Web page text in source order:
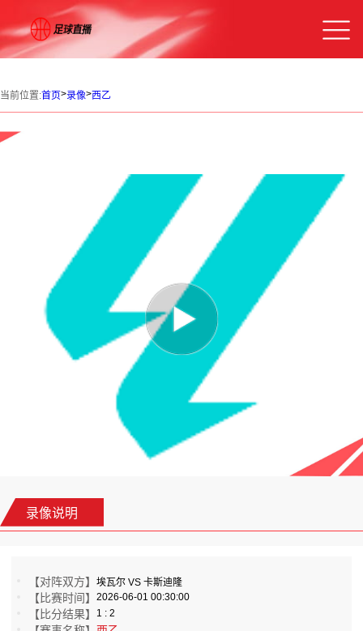
当前位置:首页>录像>西乙
录像说明
【对阵双方】埃瓦尔 VS 卡斯迪隆
【比赛时间】2026-06-01 00:30:00
【比分结果】 1 : 2